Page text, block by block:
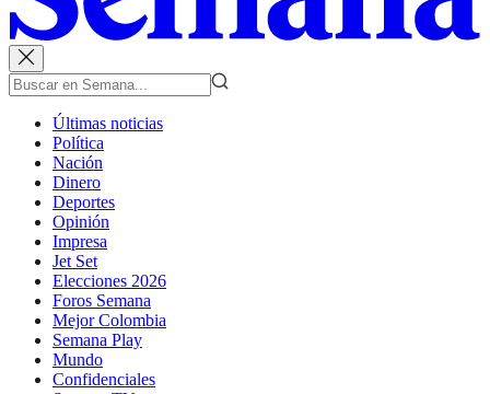
Últimas noticias
Política
Nación
Dinero
Deportes
Opinión
Impresa
Jet Set
Elecciones 2026
Foros Semana
Mejor Colombia
Semana Play
Mundo
Confidenciales